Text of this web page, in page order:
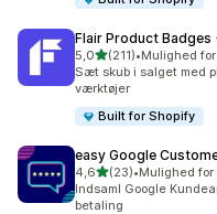
Flair Product Badges
5,0ud af 5 stjerner
(211)
211 anmeldelser i alt
•Mulighed
Sæt skub i salget med
værktøjer
Built for Shopify
easy Google
4,6ud af 5 stjerner
(23)
23 anmeldelser i alt
•Mulighed for
Indsaml Google
betaling